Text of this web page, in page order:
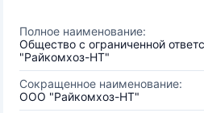
Полное наименование:
Общество с ограниченной
"Райкомхоз-НТ"
Сокращенное наименование:
ООО "Райкомхоз-НТ"